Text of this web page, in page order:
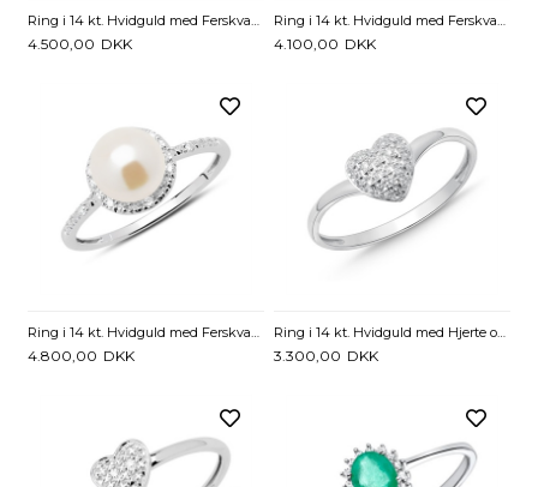
Ring i 14 kt. Hvidguld med Ferskvandsperle og Diamanter - 0,028 ct.
4.500,00 DKK
Ring i 14 kt. Hvidguld med Ferskvandsperle og Diamanter - 0,034 ct.
4.100,00 DKK
Ring i 14 kt. Hvidguld med Ferskvandsperle og Diamanter - 0,05 ct.
4.800,00 DKK
Ring i 14 kt. Hvidguld med Hjerte og Diamanter - 0,015 ct.
3.300,00 DKK